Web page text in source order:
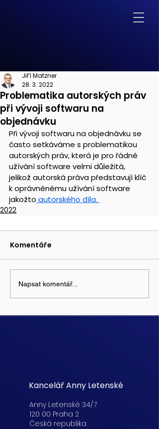
Problematika autorských práv
při vývoji softwaru na
objednávku
Jiří Matzner
28. 3. 2022
Při vývoji softwaru na objednávku se
často setkáváme s problematikou
autorských práv, která je pro řádné
užívání software velmi důležitá,
jelikož autorská práva představují klíč
k oprávněnému užívání software
jakožto autorského díla.
2022
Komentáře
Napsat komentář...
Kancelář Anny Letenské
Anny Letenské 34/7
120 00 Praha 2
Česká republika